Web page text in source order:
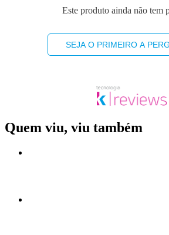
Este produto ainda não tem
SEJA O PRIMEIRO A
Quem viu, viu também